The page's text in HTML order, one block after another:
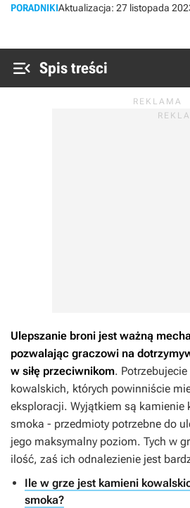
PORADNIKIAktualizacja: 27 listopada
 Spis treści
Ulepszanie broni jest ważną
pozwalając graczowi na
w siłę przeciwnikom.
kowalskich, których powinniście
eksploracji. Wyjątkiem są kamienie
smoka - przedmioty potrzebne do
jego maksymalny poziom. Tych w
ilość, zaś ich odnalezienie jest
Ile w grze jest kamieni
smoka?